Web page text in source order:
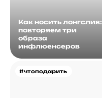
Как носить лонгслив:
повторяем три
образа
инфлюенсеров
#чтоподарить